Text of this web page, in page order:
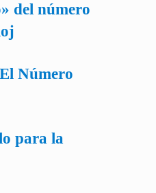
del número
Número
para la